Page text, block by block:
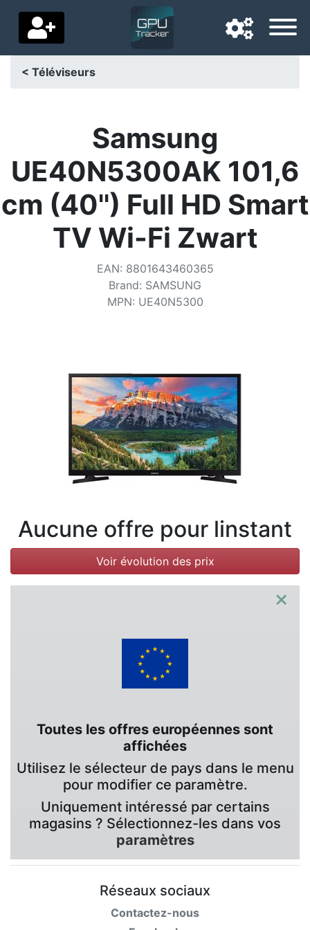
Pays de livraison
Accueil
Baisses de prix
Paramètres
Soutenez-nous
Contactez-nous
< Téléviseurs
Samsung
UE40N5300AK 101,6
cm (40'') Full HD Smart
TV Wi-Fi Zwart
EAN: 8801643460365
Brand: SAMSUNG
MPN: UE40N5300
Aucune offre pour linstant
Voir évolution des prix
×
Toutes les offres européennes sont
affichées
Utilisez le sélecteur de pays dans le menu
pour modifier ce paramètre.
Uniquement intéressé par certains
magasins ? Sélectionnez-les dans vos
paramètres
Réseaux sociaux
Contactez-nous